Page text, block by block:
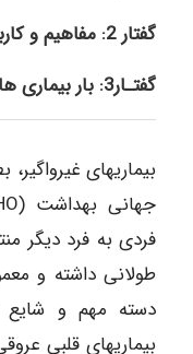
گفتار 2: مفاهیم و کاربردهای مدلسازی در سلامت
گفتـار3: بار بیماری ها در ایران
بیماریهای
فردی به فرد دیگر
طولانی داشته و
دسته مهم و شایع
بیماریهای قلبی